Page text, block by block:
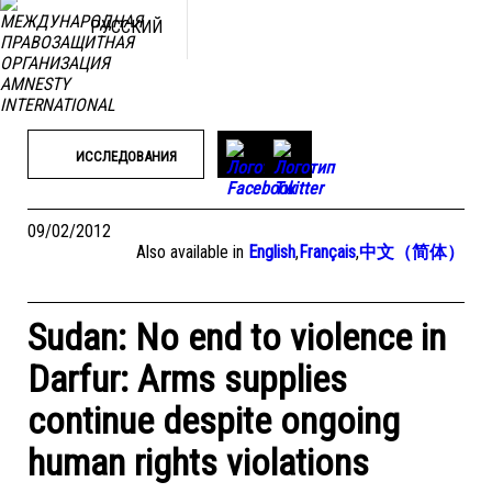
РУССКИЙ
ИССЛЕДОВАНИЯ
09/02/2012
Also available in English,Français,中文（简体）
Sudan: No end to violence in
Darfur: Arms supplies
continue despite ongoing
human rights violations